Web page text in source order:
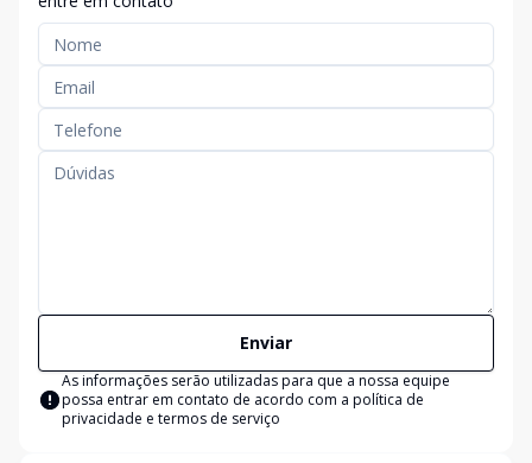
Enviar
As informações serão utilizadas para que a nossa equipe
possa entrar em contato de acordo com a política de
privacidade e termos de serviço